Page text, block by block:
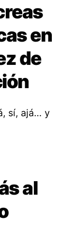
en
de
sí, ajá… y
al